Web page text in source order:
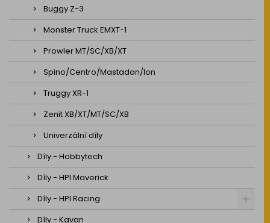
Buggy Z-3
Monster Truck EMXT-1
Prowler MT/SC/XB/XT
Spino/Centro/Mastadon/Ion
Truggy XR-1
Zenit XB/XT/MT/SC/XB
Univerzální díly
Díly - Hobbytech
Díly - HPI Maverick
Díly - HPI Racing
Díly - Kavan